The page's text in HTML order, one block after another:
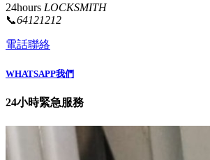
24hours LOCKSMITH
📞64121212
電話聯絡
WHATSAPP我們
24小時緊急服務